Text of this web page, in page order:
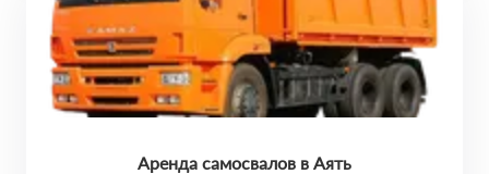
Аренда самосвалов в Аять